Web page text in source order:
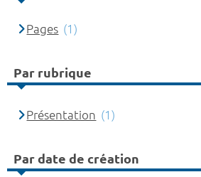
Pages (1)
Par rubrique
Présentation (1)
Par date de création